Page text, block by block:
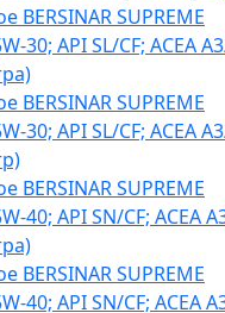
SUPREME
30; API SL/CF; ACEA
SUPREME
30; API SL/CF; ACEA
SUPREME
40; API SN/CF; ACEA
SUPREME
40; API SN/CF; ACEA